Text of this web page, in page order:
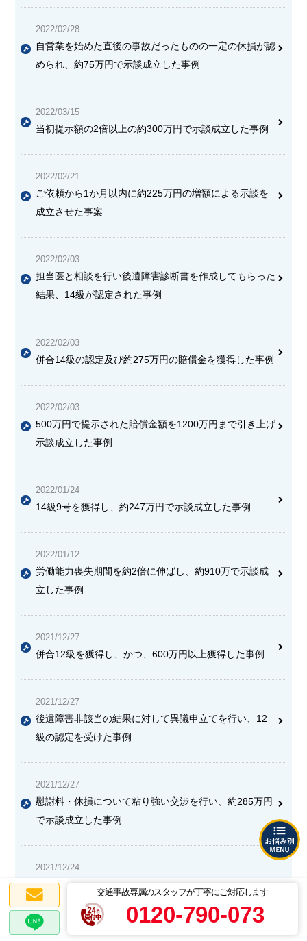
交通事故専属のスタッフが丁寧にご対応します
0120-790-073
2022/02/28
自営業を始めた直後の事故だったものの一定の休損が認
められ、約75万円で示談成立した事例
2022/03/15
当初提示額の2倍以上の約300万円で示談成立した事例
2022/02/21
ご依頼から1か月以内に約225万円の増額による示談を
成立させた事案
2022/02/03
担当医と相談を行い後遺障害診断書を作成してもらった
結果、14級が認定された事例
2022/02/03
併合14級の認定及び約275万円の賠償金を獲得した事例
2022/02/03
500万円で提示された賠償金額を1200万円まで引き上げ
示談成立した事例
2022/01/24
14級9号を獲得し、約247万円で示談成立した事例
2022/01/12
労働能力喪失期間を約2倍に伸ばし、約910万で示談成
立した事例
2021/12/27
併合12級を獲得し、かつ、600万円以上獲得した事例
2021/12/27
後遺障害非該当の結果に対して異議申立てを行い、12
級の認定を受けた事例
2021/12/27
慰謝料・休損について粘り強い交渉を行い、約285万円
で示談成立した事例
2021/12/24
慰謝料及び主婦休損が請求通り認められ、約120万円増
額した事例